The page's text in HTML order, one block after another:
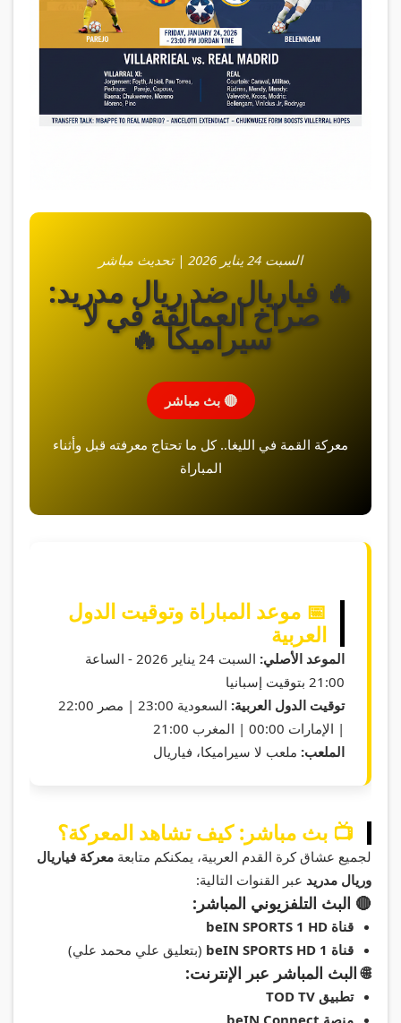
السبت 24 يناير 2026 | تحديث مباشر
🔥 فياريال ضد ريال مدريد:
صراخ العمالقة في لا
سيراميكا 🔥
🔴 بث مباشر
معركة القمة في الليغا.. كل ما تحتاج معرفته قبل وأثناء
المباراة
📅 موعد المباراة وتوقيت الدول
العربية
الموعد الأصلي:
السبت 24 يناير 2026 - الساعة
21:00 بتوقيت إسبانيا
توقيت الدول العربية:
السعودية 23:00 | مصر 22:00
| الإمارات 00:00 | المغرب 21:00
الملعب: ملعب لا سيراميكا، فياريال
📺 بث مباشر: كيف تشاهد المعركة؟
لجميع عشاق كرة القدم العربية، يمكنكم متابعةمعركة فياريال
وريال مدريد عبر القنوات التالية:
🔴 البث التلفزيوني المباشر:
قناة beIN SPORTS 1 HD
قناة beIN SPORTS HD 1
(بتعليق علي محمد علي)
🌐 البث المباشر عبر الإنترنت:
تطبيق TOD TV